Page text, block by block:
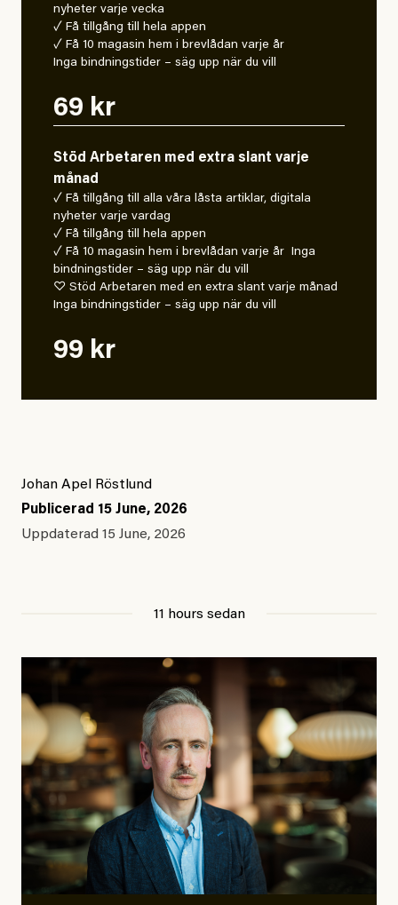
nyheter varje vecka
✓ Få tillgång till hela appen
✓ Få 10 magasin hem i brevlådan varje år
Inga bindningstider – säg upp när du vill
69 kr
Stöd Arbetaren med extra slant varje
månad
✓ Få tillgång till alla våra låsta artiklar, digitala
nyheter varje vardag
✓ Få tillgång till hela appen
✓ Få 10 magasin hem i brevlådan varje år Inga
bindningstider – säg upp när du vill
♡ Stöd Arbetaren med en extra slant varje månad
Inga bindningstider – säg upp när du vill
99 kr
Johan Apel Röstlund
Publicerad 15 June, 2026
Uppdaterad 15 June, 2026
11 hours sedan